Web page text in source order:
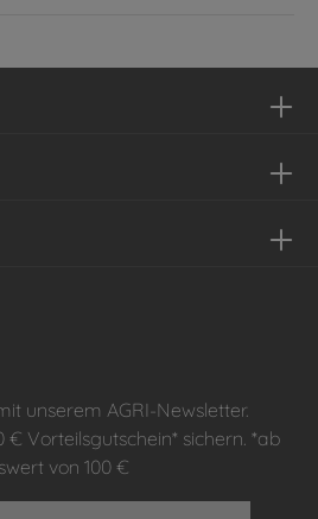
unserem AGRI-Newsletter.
Vorteilsgutschein* sichern. *ab
von 100 €